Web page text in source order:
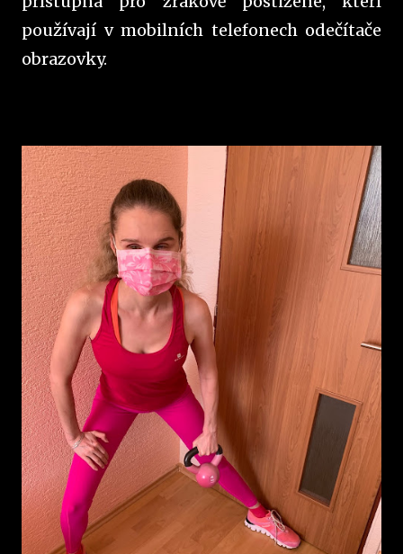
používají v mobilních telefonech odečítače
obrazovky.